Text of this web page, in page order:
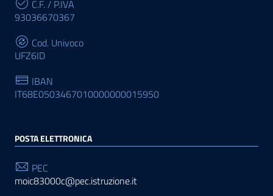
C.F. / P.IVA
93036670367
Cod. Univoco
UFZ6ID
IBAN
IT68E0503467010000000015950
POSTA ELETTRONICA
PEC
moic83000c@pec.istruzione.it